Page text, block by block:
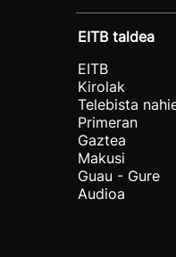
EITB taldea
EITB
Kirolak
Telebista
Primeran
Gaztea
Makusi
Guau - Gure
Audioa